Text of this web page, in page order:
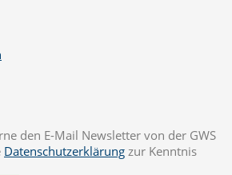
den E-Mail Newsletter von der GWS
Datenschutzerklärung zur Kenntnis